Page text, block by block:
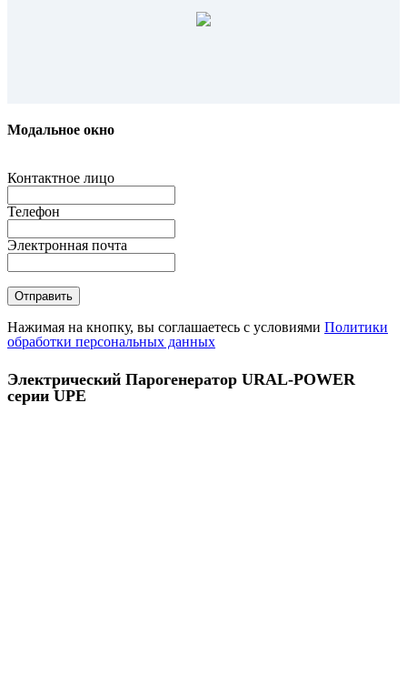
Модальное окно
Контактное лицо
Телефон
Электронная почта
Нажимая на кнопку, вы соглашаетесь с условиями Политики
обработки персональных данных
Электрический Парогенератор URAL-POWER
серии UPE